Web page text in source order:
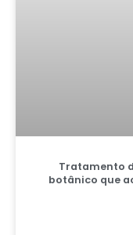
Tratamento
botânico que